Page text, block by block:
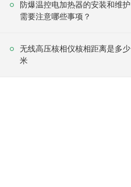
防爆温控电加热器的安装和维护
需要注意哪些事项？
无线高压核相仪核相距离是多少
米